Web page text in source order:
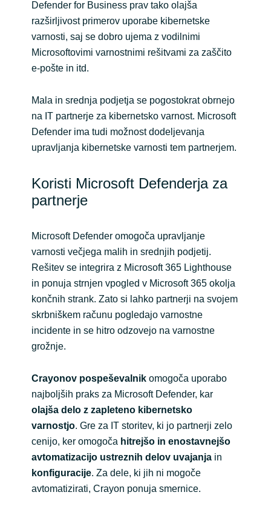
Defender for Business prav tako olajša
razširljivost primerov uporabe kibernetske
varnosti, saj se dobro ujema z vodilnimi
Microsoftovimi varnostnimi rešitvami za zaščito
e-pošte in itd.
Mala in srednja podjetja se pogostokrat obrnejo
na IT partnerje za kibernetsko varnost. Microsoft
Defender ima tudi možnost dodeljevanja
upravljanja kibernetske varnosti tem partnerjem.
Koristi Microsoft Defenderja za
partnerje
Microsoft Defender omogoča upravljanje
varnosti večjega malih in srednjih podjetij.
Rešitev se integrira z Microsoft 365 Lighthouse
in ponuja strnjen vpogled v Microsoft 365 okolja
končnih strank. Zato si lahko partnerji na svojem
skrbniškem računu pogledajo varnostne
incidente in se hitro odzovejo na varnostne
grožnje.
Crayonov pospeševalnikomogoča uporabo
najboljših praks za Microsoft Defender, kar
olajša delo z zapleteno kibernetsko
varnostjo. Gre za IT storitev, ki jo partnerji zelo
cenijo, ker omogoča hitrejšo in enostavnejšo
avtomatizacijo ustreznih delov uvajanjain
konfiguracije. Za dele, ki jih ni mogoče
avtomatizirati, Crayon ponuja smernice.